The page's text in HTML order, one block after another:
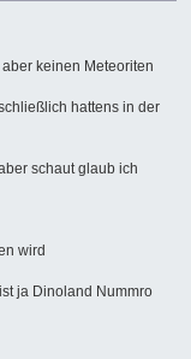
keinen Meteoriten
hattens in der
schaut glaub ich
wird
ja Dinoland Nummro